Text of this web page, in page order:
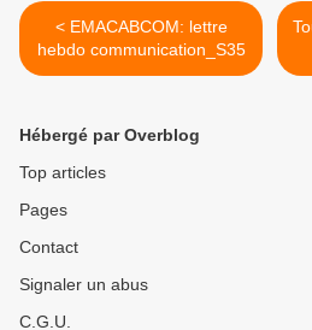
< EMACABCOM: lettre
hebdo communication_S35
Hébergé par Overblog
Top articles
Pages
Contact
Signaler un abus
C.G.U.